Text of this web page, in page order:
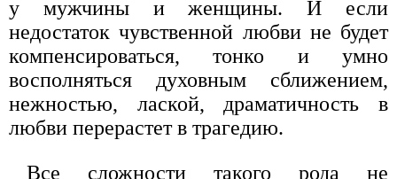
у мужчины и женщины. И если
недостаток чувственной любви не будет
компенсироваться, тонко и умно
восполняться духовным сближением,
нежностью, лаской, драматичность в
любви перерастет в трагедию.
Все сложности такого рода не